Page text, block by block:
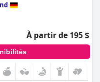
only
magnifique, parfait pour
À partir de 195 $